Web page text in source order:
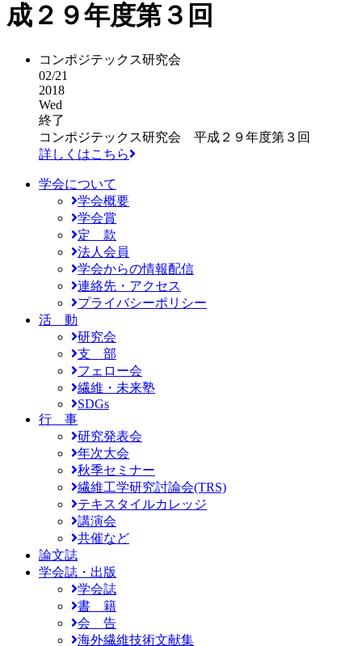
成２９年度第３回
コンポジテックス研究会
02/21
2018
Wed
終了
コンポジテックス研究会 平成２９年度第３回
詳しくはこちら
学会について
学会概要
学会賞
定 款
法人会員
学会からの情報配信
連絡先・アクセス
プライバシーポリシー
活 動
研究会
支 部
フェロー会
繊維・未来塾
SDGs
行 事
研究発表会
年次大会
秋季セミナー
繊維工学研究討論会(TRS)
テキスタイルカレッジ
講演会
共催など
論文誌
学会誌・出版
学会誌
書 籍
会 告
海外繊維技術文献集